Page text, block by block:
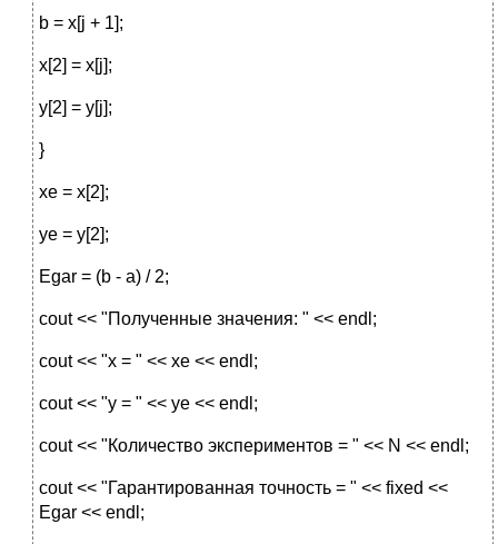
b = x[j + 1];
x[2] = x[j];
y[2] = y[j];
}
xe = x[2];
ye = y[2];
Egar = (b - a) / 2;
cout << "Полученные значения: " << endl;
cout << "x = " << xe << endl;
cout << "y = " << ye << endl;
cout << "Количество экспериментов = " << N << endl;
cout << "Гарантированная точность = " << fixed <<
Egar << endl;